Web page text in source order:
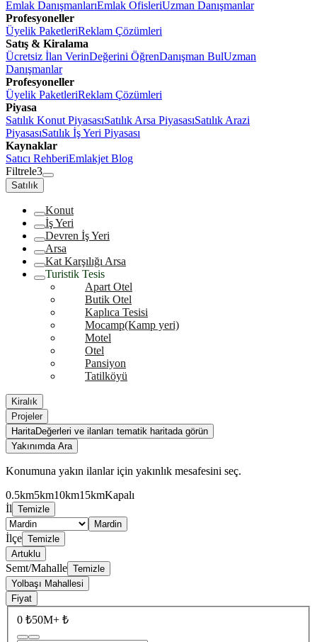
Emlak DanışmanlarıEmlak OfisleriUzman Danışmanlar
Profesyoneller
Üyelik PaketleriReklam Çözümleri
Satış & Kiralama
Ücretsiz İlan VerinDeğerini ÖğrenDanışman BulUzman
Danışmanlar
Profesyoneller
Üyelik PaketleriReklam Çözümleri
Piyasa
Satılık Konut PiyasasıSatılık Arsa PiyasasıSatılık Arazi
PiyasasıSatılık İş Yeri Piyasası
Kaynaklar
Satıcı RehberiEmlakjet Blog
Filtrele3
Satılık
Konut
İş Yeri
Devren İş Yeri
Arsa
Kat Karşılığı Arsa
Turistik Tesis
Apart Otel
Butik Otel
Kaplıca Tesisi
Mocamp(Kamp yeri)
Motel
Otel
Pansiyon
Tatilköyü
Kiralık
Projeler
HaritaDeğerleri ve ilanları tematik haritada görün
Yakınımda Ara
Konumuna yakın ilanlar için yakınlık mesafesini seç.
0.5km5km10km15kmKapalı
İl Temizle
Mardin
İlçe Temizle
Artuklu
Semt/Mahalle Temizle
Yolbaşı Mahallesi
Fiyat
0 ₺50M+ ₺